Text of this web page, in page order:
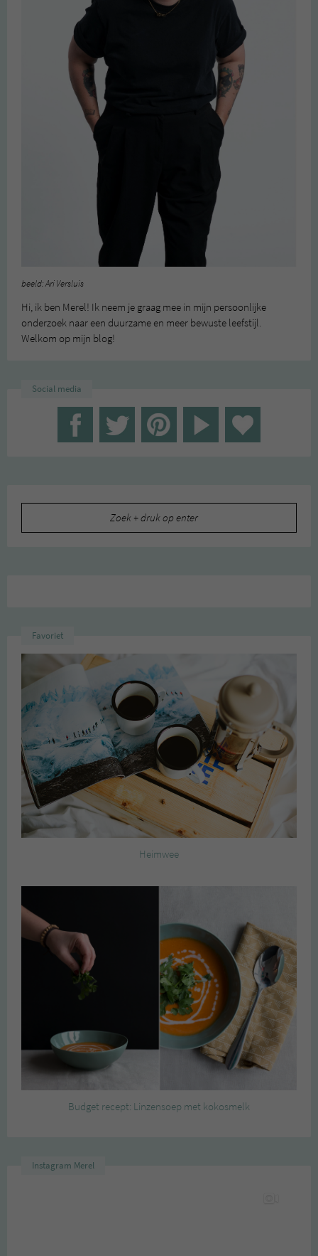
beeld: Ari Versluis
Hi, ik ben Merel! Ik neem je graag mee in mijn persoonlijke
onderzoek naar een duurzame en meer bewuste leefstijl.
Welkom op mijn blog!
Social media
Favoriet
Heimwee
Budget recept: Linzensoep met kokosmelk
Instagram Merel